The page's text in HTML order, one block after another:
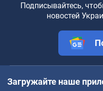
Подписывайтесь,
новостей
Загружайте наше